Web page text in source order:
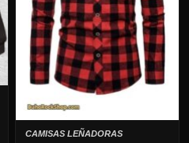
CAMISAS LEÑADORAS